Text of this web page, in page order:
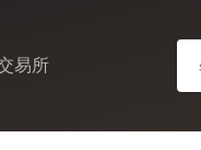
易所